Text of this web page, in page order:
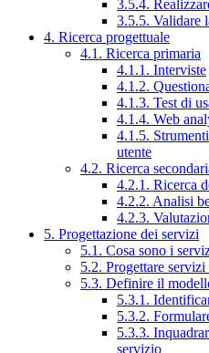
3.5.4.
3.5.5. Validare
4. Ricerca progettuale
4.1. Ricerca primaria
4.1.1. Interviste
4.1.2.
4.1.3. Test di
4.1.4. Web
4.1.5.
utente
4.2. Ricerca
4.2.1. Ricerca
4.2.2. Analisi
4.2.3.
5. Progettazione dei servizi
5.1. Cosa sono i
5.2. Progettare
5.3. Definire il
5.3.1.
5.3.2.
5.3.3.
servizio